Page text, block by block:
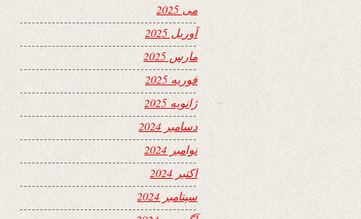
می 2025
آوریل 2025
مارس 2025
فوریه 2025
ژانویه 2025
دسامبر 2024
نوامبر 2024
اکتبر 2024
سپتامبر 2024